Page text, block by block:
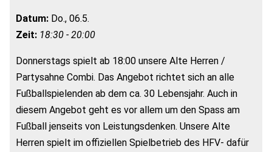
Datum: Do., 06.5.
Zeit: 18:30 - 20:00
Donnerstags spielt ab 18:00 unsere Alte Herren /
Partysahne Combi. Das Angebot richtet sich an alle
Fußballspielenden ab dem ca. 30 Lebensjahr. Auch in
diesem Angebot geht es vor allem um den Spass am
Fußball jenseits von Leistungsdenken. Unsere Alte
Herren spielt im offiziellen Spielbetrieb des HFV- dafür